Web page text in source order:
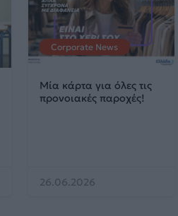
Corporate News
Μία κάρτα για όλες τις
προνοιακές παροχές!
26.06.2026